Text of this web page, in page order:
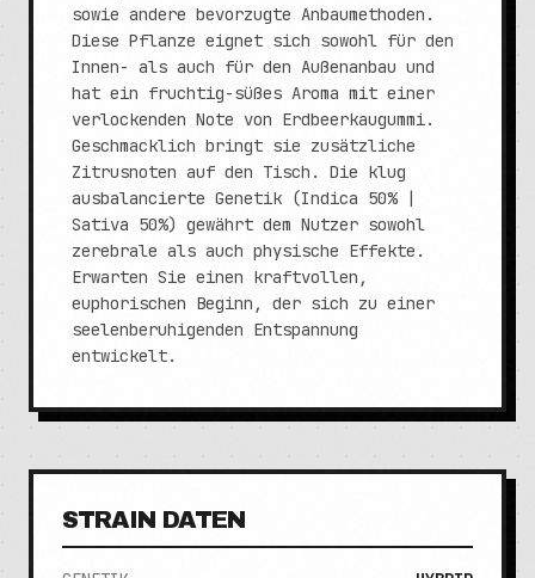
sowie andere bevorzugte Anbaumethoden.
Diese Pflanze eignet sich sowohl für den
Innen- als auch für den Außenanbau und
hat ein fruchtig-süßes Aroma mit einer
verlockenden Note von Erdbeerkaugummi.
Geschmacklich bringt sie zusätzliche
Zitrusnoten auf den Tisch. Die klug
ausbalancierte Genetik (Indica 50% |
Sativa 50%) gewährt dem Nutzer sowohl
zerebrale als auch physische Effekte.
Erwarten Sie einen kraftvollen,
euphorischen Beginn, der sich zu einer
seelenberuhigenden Entspannung
entwickelt.
STRAIN DATEN